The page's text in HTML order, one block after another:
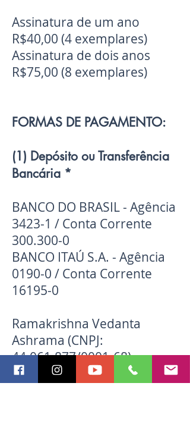
Assinatura de um ano
R$40,00 (4 exemplares)
Assinatura de dois anos
R$75,00 (8 exemplares)
FORMAS DE PAGAMENTO:
(1) Depósito ou Transferência
Bancária *
BANCO DO BRASIL - Agência
3423-1 / Conta Corrente
300.300-0
BANCO ITAÚ S.A. - Agência
0190-0 / Conta Corrente
16195-0
Ramakrishna Vedanta
Ashrama (CNPJ:
44.061.877/0001-68)